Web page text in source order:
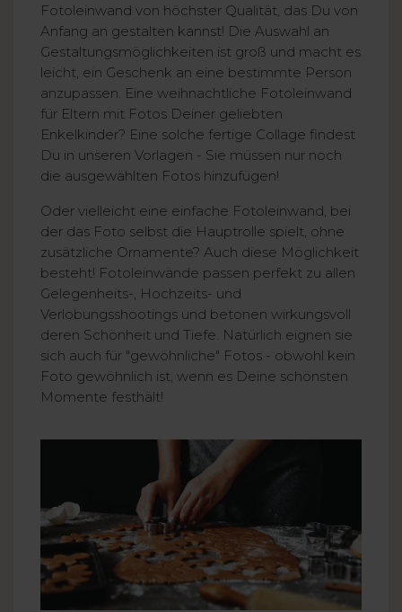
Fotoleinwand von höchster Qualität, das Du von
Anfang an gestalten kannst! Die Auswahl an
Gestaltungsmöglichkeiten ist groß und macht es
leicht, ein Geschenk an eine bestimmte Person
anzupassen. Eine weihnachtliche Fotoleinwand
für Eltern mit Fotos Deiner geliebten
Enkelkinder? Eine solche fertige Collage findest
Du in unseren Vorlagen - Sie müssen nur noch
die ausgewählten Fotos hinzufügen!
Oder vielleicht eine einfache Fotoleinwand, bei
der das Foto selbst die Hauptrolle spielt, ohne
zusätzliche Ornamente? Auch diese Möglichkeit
besteht! Fotoleinwände passen perfekt zu allen
Gelegenheits-, Hochzeits- und
Verlobungsshootings und betonen wirkungsvoll
deren Schönheit und Tiefe. Natürlich eignen sie
sich auch für "gewöhnliche" Fotos - obwohl kein
Foto gewöhnlich ist, wenn es Deine schönsten
Momente festhält!